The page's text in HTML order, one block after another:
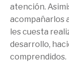
atención.
acompañarlos
les cuesta
desarrollo,
comprendidos.